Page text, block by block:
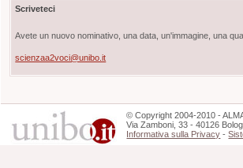
Scriveteci
Avete un nuovo nominativo, una data, un'immagine, una
scienzaa2voci@unibo.it
©Copyright 2004-2010 -
Via Zamboni, 33 - 40126
Informativa sulla Privacy -